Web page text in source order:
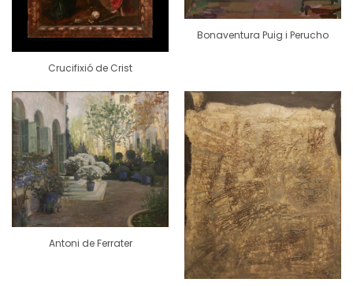
Crucifixió de Crist
Bonaventura Puig i Perucho
Antoni de Ferrater